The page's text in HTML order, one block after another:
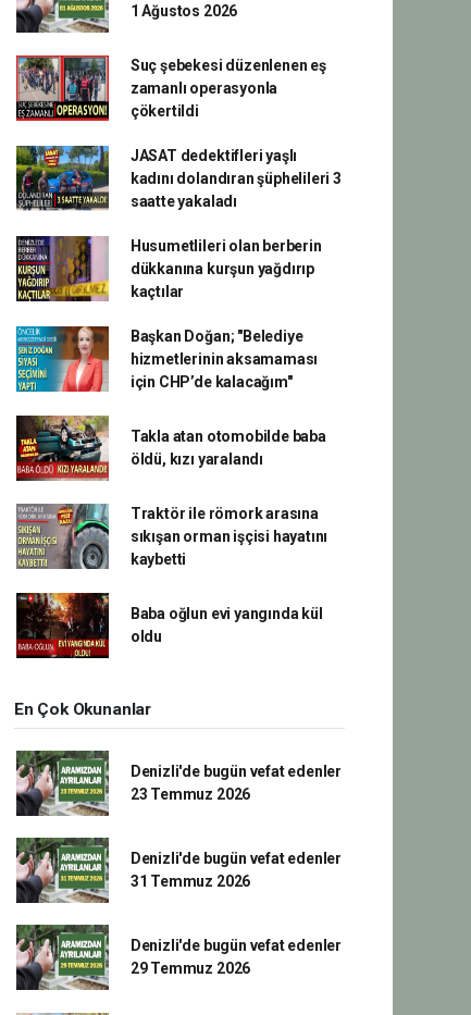
1 Ağustos 2026
Suç şebekesi düzenlenen eş
zamanlı operasyonla
çökertildi
JASAT dedektifleri yaşlı
kadını dolandıran şüphelileri 3
saatte yakaladı
Husumetlileri olan berberin
dükkanına kurşun yağdırıp
kaçtılar
Başkan Doğan; "Belediye
hizmetlerinin aksamaması
için CHP’de kalacağım"
Takla atan otomobilde baba
öldü, kızı yaralandı
Traktör ile römork arasına
sıkışan orman işçisi hayatını
kaybetti
Baba oğlun evi yangında kül
oldu
En Çok Okunanlar
Denizli'de bugün vefat edenler
23 Temmuz 2026
Denizli'de bugün vefat edenler
31 Temmuz 2026
Denizli'de bugün vefat edenler
29 Temmuz 2026